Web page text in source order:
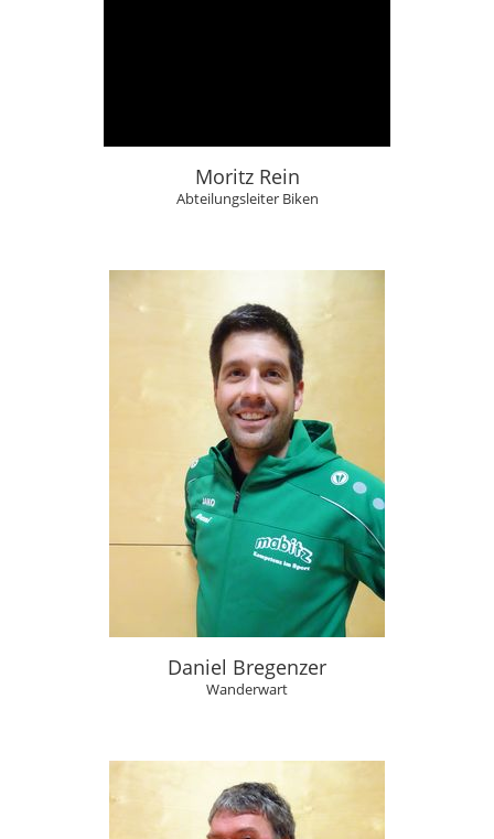
Moritz Rein
Abteilungsleiter Biken
Daniel Bregenzer
Wanderwart